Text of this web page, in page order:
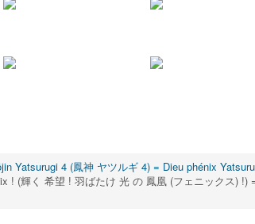
Yatsurugi 4 (鳳神 ヤツルギ 4) = Dieu phénix
! (輝く 希望 ! 羽ばたけ 光 の 鳳凰 (フェニックス) !)